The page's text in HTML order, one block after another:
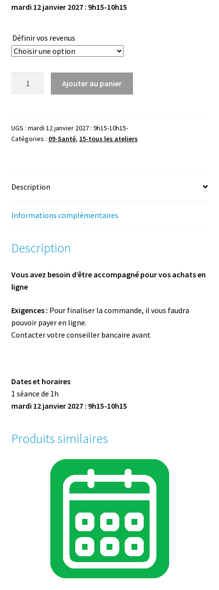
mardi 12 janvier 2027 : 9h15-10h15
Définir vos revenus
achats
en
2027
1h
Ajouter au panier
UGS : mardi 12 janvier 2027 : 9h15-10h15-
Catégories : 09-Santé, 15-tous les ateliers
Description
Informations complémentaires
Description
Vous avez besoin d’être accompagné pour vos achats en
ligne
Exigences : Pour finaliser la commande, il vous faudra
pouvoir payer en ligne.
Contacter votre conseiller bancaire avant
Dates et horaires
1 séance de 1h
mardi 12 janvier 2027 : 9h15-10h15
Produits similaires